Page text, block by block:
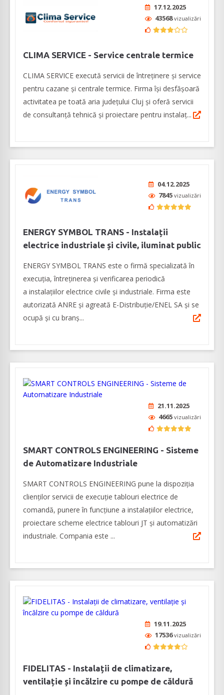
17.12.2025
43568vizualizări
CLIMA SERVICE - Service centrale termice
CLIMA SERVICE execută servicii de întreținere și service
pentru cazane și centrale termice. Firma își desfășoară
activitatea pe toată aria județului Cluj și oferă servicii
de consultanță tehnică și proiectare pentru instalaț...
04.12.2025
7845 vizualizări
ENERGY SYMBOL TRANS - Instalații
electrice industriale și civile, iluminat public
ENERGY SYMBOL TRANS este o firmă specializată în
execuția, întreținerea și verificarea periodică
a instalațiilor electrice civile și industriale. Firma este
autorizată ANRE şi agreată E-Distribuție/ENEL SA și se
ocupă şi cu branș...
21.11.2025
4665 vizualizări
SMART CONTROLS ENGINEERING - Sisteme
de Automatizare Industriale
SMART CONTROLS ENGINEERING pune la dispoziţia
clienţilor servicii de execuţie tablouri electrice de
comandă, punere în funcţiune a instalaţiilor electrice,
proiectare scheme electrice tablouri JT şi automatizări
industriale. Compania este ...
19.11.2025
17536vizualizări
FIDELITAS - Instalații de climatizare,
ventilație și încălzire cu pompe de căldură